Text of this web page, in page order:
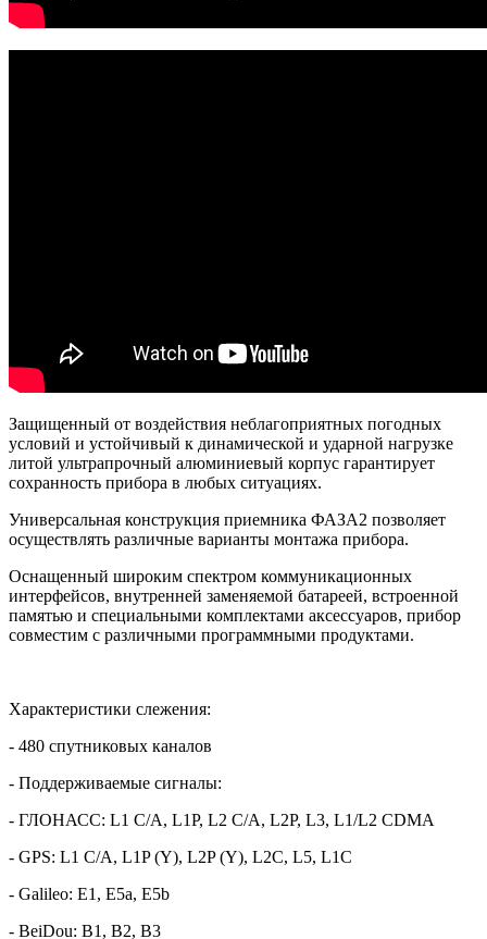
Защищенный от воздействия неблагоприятных погодных
условий и устойчивый к динамической и ударной нагрузке
литой ультрапрочный алюминиевый корпус гарантирует
сохранность прибора в любых ситуациях.
Универсальная конструкция приемника ФАЗА2 позволяет
осуществлять различные варианты монтажа прибора.
Оснащенный широким спектром коммуникационных
интерфейсов, внутренней заменяемой батареей, встроенной
памятью и специальными комплектами аксессуаров, прибор
совместим с различными программными продуктами.
Характеристики слежения:
- 480 спутниковых каналов
- Поддерживаемые сигналы:
- ГЛОНАСС: L1 C/A, L1P, L2 C/A, L2P, L3, L1/L2 CDMA
- GPS: L1 C/A, L1P (Y), L2P (Y), L2C, L5, L1C
- Galileo: E1, E5a, E5b
- BeiDou: B1, B2, B3